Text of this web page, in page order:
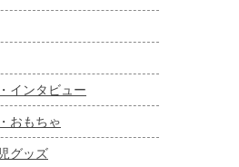
インタビュー
おもちゃ
グッズ